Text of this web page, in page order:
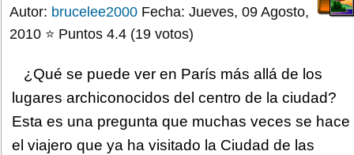
Autor: brucelee2000 Fecha: Jueves, 09 Agosto,
2010 ⭐ Puntos 4.4 (19 votos)
¿Qué se puede ver en París más allá de los
lugares archiconocidos del centro de la ciudad?
Esta es una pregunta que muchas veces se hace
el viajero que ya ha visitado la Ciudad de las